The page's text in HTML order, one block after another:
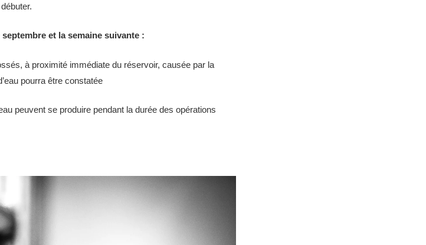
et la semaine suivante :
à proximité immédiate du réservoir, causée par la
pourra être constatée
peuvent se produire pendant la durée des opérations